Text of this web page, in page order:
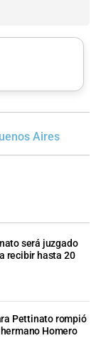
Aires
será juzgado
recibir hasta 20
Pettinato rompió
Homero